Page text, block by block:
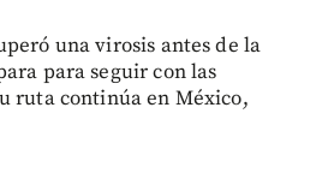
una virosis antes de la
para seguir con las
ruta continúa en México,